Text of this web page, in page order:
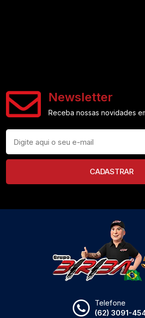
Newsletter
Receba nossas novidades
CADASTRAR
Telefone
(62) 3091-